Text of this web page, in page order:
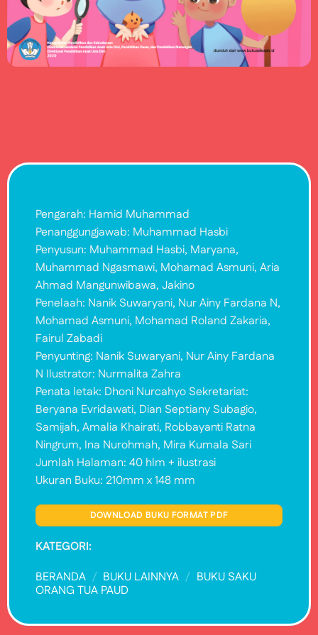
Pengarah: Hamid Muhammad
Penanggungjawab: Muhammad Hasbi
Penyusun: Muhammad Hasbi, Maryana,
Muhammad Ngasmawi, Mohamad Asmuni, Aria
Ahmad Mangunwibawa, Jakino
Penelaah: Nanik Suwaryani, Nur Ainy Fardana N,
Mohamad Asmuni, Mohamad Roland Zakaria,
Fairul Zabadi
Penyunting: Nanik Suwaryani, Nur Ainy Fardana
N Ilustrator: Nurmalita Zahra
Penata letak: Dhoni Nurcahyo Sekretariat:
Beryana Evridawati, Dian Septiany Subagio,
Samijah, Amalia Khairati, Robbayanti Ratna
Ningrum, Ina Nurohmah, Mira Kumala Sari
Jumlah Halaman: 40 hlm + ilustrasi
Ukuran Buku: 210mm x 148 mm
DOWNLOAD BUKU FORMAT PDF
KATEGORI:
BERANDA / BUKU LAINNYA / BUKU SAKU
ORANG TUA PAUD